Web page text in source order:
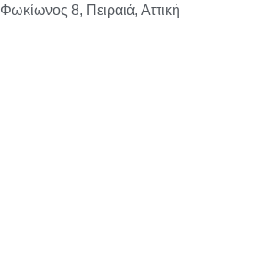
Φωκίωνος 8, Πειραιά, Αττική